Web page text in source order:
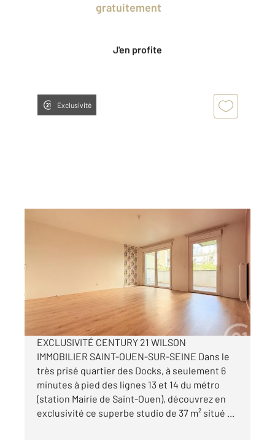
gratuitement
J'en profite
Exclusivité
Appartement F1 à vendre
295 000 €
Visiter le site dédié
EXCLUSIVITÉ CENTURY 21 WILSON
IMMOBILIER SAINT-OUEN-SUR-SEINE Dans le
très prisé quartier des Docks, à seulement 6
minutes à pied des lignes 13 et 14 du métro
(station Mairie de Saint-Ouen), découvrez en
exclusivité ce superbe studio de 37 m² situé ...